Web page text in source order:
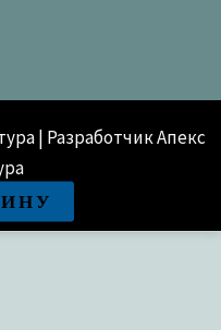
| Разработчик Апекс